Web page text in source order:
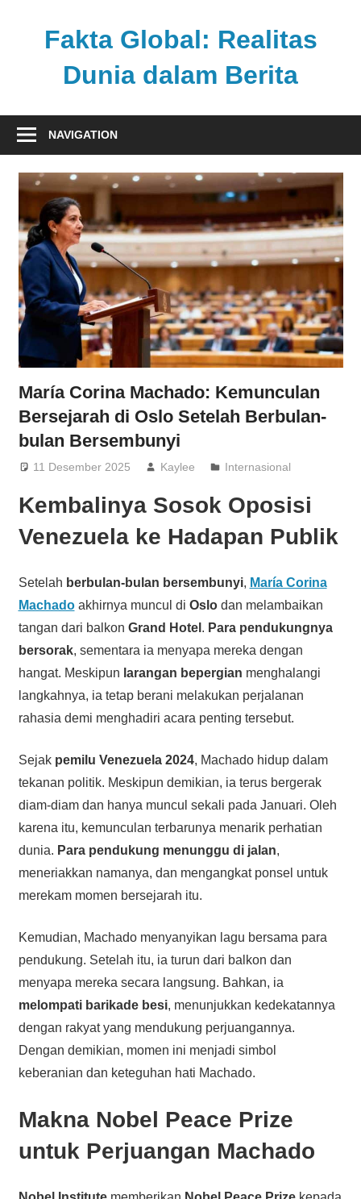
Fakta Global: Realitas
Dunia dalam Berita
kabar
dari
berbagai
sudut
pandang
NAVIGATION
María Corina Machado: Kemunculan
Bersejarah di Oslo Setelah Berbulan-
bulan Bersembunyi
11 Desember 2025 Kaylee Internasional
Kembalinya Sosok Oposisi
Venezuela ke Hadapan Publik
Setelah berbulan-bulan bersembunyi, María Corina
Machadoakhirnya muncul di Oslodan melambaikan
tangan dari balkon Grand Hotel . Para pendukungnya
bersorak, sementara ia menyapa mereka dengan
hangat. Meskipun larangan bepergian menghalangi
langkahnya, ia tetap berani melakukan perjalanan
rahasia demi menghadiri acara penting tersebut.
Sejak pemilu Venezuela 2024, Machado hidup dalam
tekanan politik. Meskipun demikian, ia terus bergerak
diam-diam dan hanya muncul sekali pada Januari. Oleh
karena itu, kemunculan terbarunya menarik perhatian
dunia. Para pendukung menunggu di jalan,
meneriakkan namanya, dan mengangkat ponsel untuk
merekam momen bersejarah itu.
Kemudian, Machado menyanyikan lagu bersama para
pendukung. Setelah itu, ia turun dari balkon dan
menyapa mereka secara langsung. Bahkan, ia
melompati barikade besi, menunjukkan kedekatannya
dengan rakyat yang mendukung perjuangannya.
Dengan demikian, momen ini menjadi simbol
keberanian dan keteguhan hati Machado.
Makna Nobel Peace Prize
untuk Perjuangan Machado